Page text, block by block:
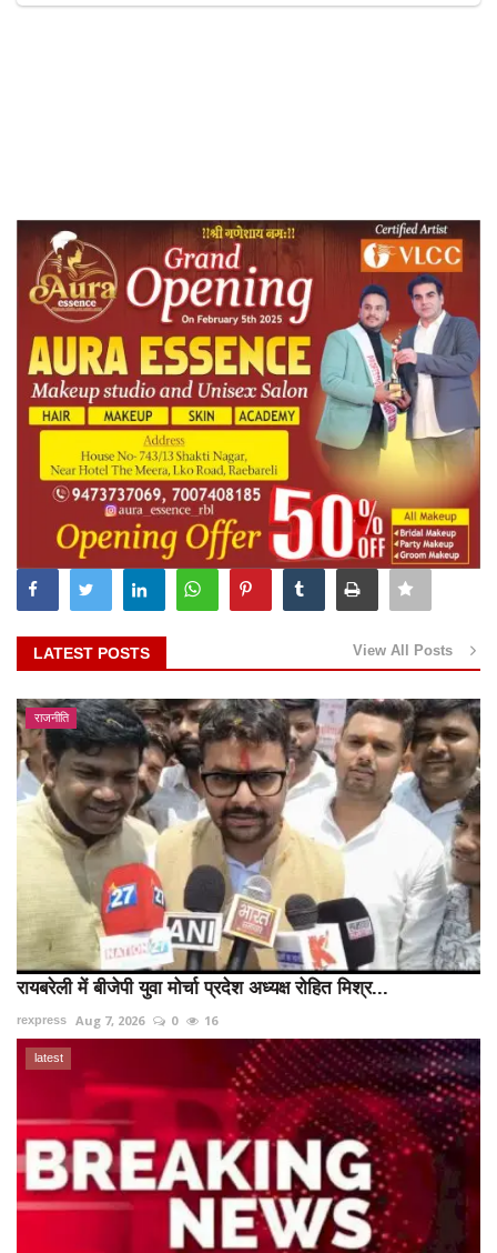
LATEST POSTS View All Posts
राजनीति
रायबरेली में बीजेपी युवा मोर्चा प्रदेश अध्यक्ष रोहित मिश्र...
rexpress Aug 7, 2026 0 16
latest